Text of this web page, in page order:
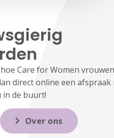
Care for Women
direct online een afspraak
in de buurt!
Over ons